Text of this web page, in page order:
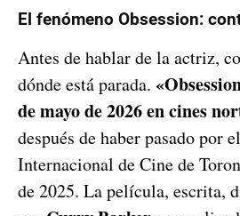
El fenómeno Obsession:
Antes de hablar de la actriz,
dónde está parada.
de mayo de 2026 en cines
después de haber pasado por
Internacional de Cine de
de 2025. La película, escrita,